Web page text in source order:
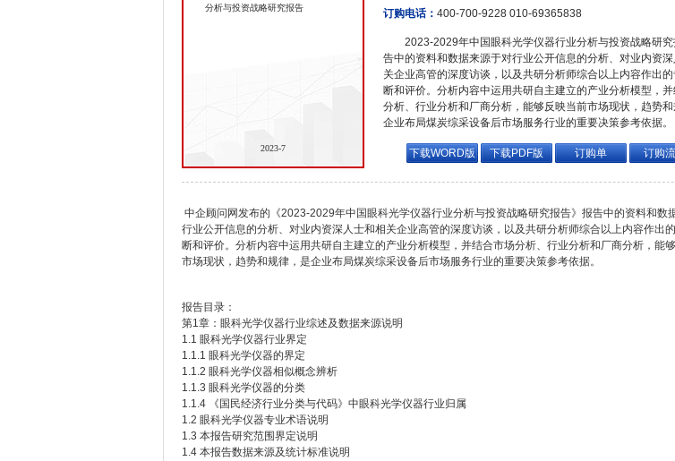
分析与投资战略研究报告
2023-7
订购电话： 400-700-9228 010-69365838
2023-2029年中国眼科光学仪器行业分析与投资战略研究
告中的资料和数据来源于对行业公开信息的分析、对业内资
关企业高管的深度访谈，以及共研分析师综合以上内容作出的
断和评价。分析内容中运用共研自主建立的产业分析模型，
分析、行业分析和厂商分析，能够反映当前市场现状，趋势
企业布局煤炭综采设备后市场服务行业的重要决策参考依据。
下载WORD版 下载PDF版 订购单 订购
中企顾问网发布的《2023-2029年中国眼科光学仪器行业分析与投资战略研究报告》报告中的资料和数
行业公开信息的分析、对业内资深人士和相关企业高管的深度访谈，以及共研分析师综合以上内容作出
断和评价。分析内容中运用共研自主建立的产业分析模型，并结合市场分析、行业分析和厂商分析，能
市场现状，趋势和规律，是企业布局煤炭综采设备后市场服务行业的重要决策参考依据。
报告目录：
第1章：眼科光学仪器行业综述及数据来源说明
1.1 眼科光学仪器行业界定
1.1.1 眼科光学仪器的界定
1.1.2 眼科光学仪器相似概念辨析
1.1.3 眼科光学仪器的分类
1.1.4 《国民经济行业分类与代码》中眼科光学仪器行业归属
1.2 眼科光学仪器专业术语说明
1.3 本报告研究范围界定说明
1.4 本报告数据来源及统计标准说明